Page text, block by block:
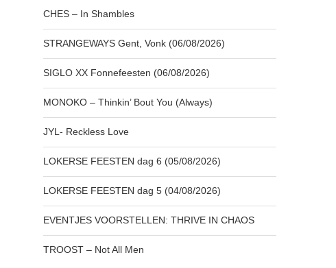
CHES – In Shambles
STRANGEWAYS Gent, Vonk (06/08/2026)
SIGLO XX Fonnefeesten (06/08/2026)
MONOKO – Thinkin’ Bout You (Always)
JYL- Reckless Love
LOKERSE FEESTEN dag 6 (05/08/2026)
LOKERSE FEESTEN dag 5 (04/08/2026)
EVENTJES VOORSTELLEN: THRIVE IN CHAOS
TROOST – Not All Men